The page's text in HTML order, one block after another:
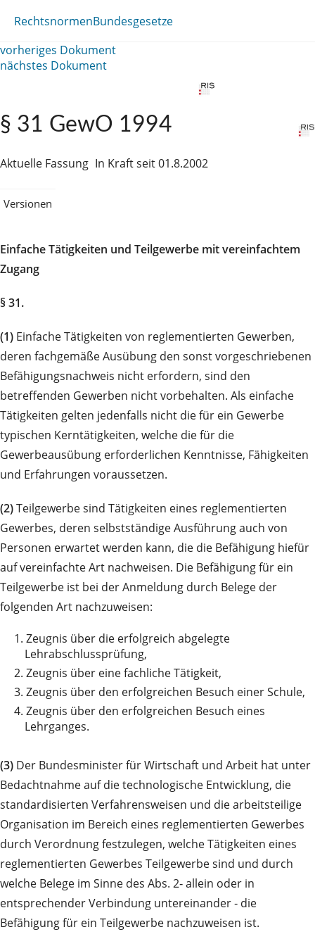
RechtsnormenBundesgesetze
vorheriges Dokument
nächstes Dokument
§ 31 GewO 1994
Aktuelle Fassung In Kraft seit 01.8.2002
Versionen
Einfache Tätigkeiten und Teilgewerbe mit vereinfachtem
Zugang
§ 31.
(1) Einfache Tätigkeiten von reglementierten Gewerben,
deren fachgemäße Ausübung den sonst vorgeschriebenen
Befähigungsnachweis nicht erfordern, sind den
betreffenden Gewerben nicht vorbehalten. Als einfache
Tätigkeiten gelten jedenfalls nicht die für ein Gewerbe
typischen Kerntätigkeiten, welche die für die
Gewerbeausübung erforderlichen Kenntnisse, Fähigkeiten
und Erfahrungen voraussetzen.
(2)Teilgewerbe sind Tätigkeiten eines reglementierten
Gewerbes, deren selbstständige Ausführung auch von
Personen erwartet werden kann, die die Befähigung hiefür
auf vereinfachte Art nachweisen. Die Befähigung für ein
Teilgewerbe ist bei der Anmeldung durch Belege der
folgenden Art nachzuweisen:
1. Zeugnis über die erfolgreich abgelegte
Lehrabschlussprüfung,
2. Zeugnis über eine fachliche Tätigkeit,
3. Zeugnis über den erfolgreichen Besuch einer Schule,
4. Zeugnis über den erfolgreichen Besuch eines
Lehrganges.
(3) Der Bundesminister für Wirtschaft und Arbeit hat unter
Bedachtnahme auf die technologische Entwicklung, die
standardisierten Verfahrensweisen und die arbeitsteilige
Organisation im Bereich eines reglementierten Gewerbes
durch Verordnung festzulegen, welche Tätigkeiten eines
reglementierten Gewerbes Teilgewerbe sind und durch
welche Belege im Sinne des Abs. 2‑ allein oder in
entsprechender Verbindung untereinander ‑ die
Befähigung für ein Teilgewerbe nachzuweisen ist.